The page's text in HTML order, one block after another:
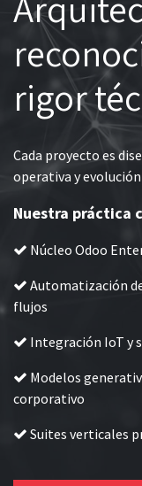
rigor
Cada proyecto es
operativa y
Nuestra práctica
Núcleo Odoo
Automatización
flujos
Integración IoT y
Modelos
corporativo
Suites verticales